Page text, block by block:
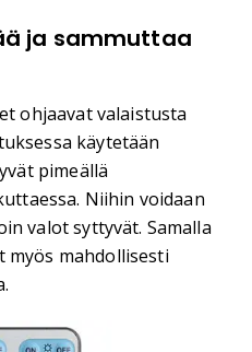
ja sammuttaa
ohjaavat valaistusta
käytetään
pimeällä
Niihin voidaan
valot syttyvät. Samalla
myös mahdollisesti